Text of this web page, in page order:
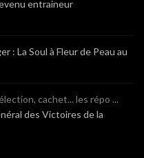
entraineur
: La Soul à Fleur de Peau au
cachet... les répo ...
des Victoires de la